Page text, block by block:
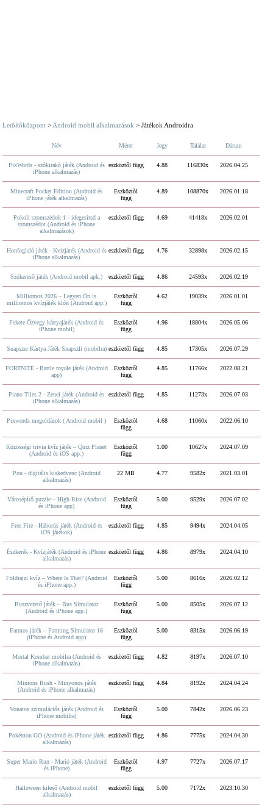
Letöltőközpont > Android mobil alkalmazások > Játékok Androidra
Név Méret Jegy Találat Dátum
PixWords - szókirakó játék (Android és
iPhone alkalmazás)
eszköztől függ 4.88 116830x 2026.04.25
Minecraft Pocket Edition (Android és
iPhone játék alkalmazás)
Eszköztõl
függ
4.89 108870x 2026.01.18
Pokoli szomszédok 1 - idegesítsd a
szomszédot (Android és iPhone
alkalmazások)
eszköztől függ 4.69 41418x 2026.02.01
Honfoglaló játék - Kvízjáték (Android és
iPhone alkalmazás)
eszköztől függ 4.76 32898x 2026.02.15
Szókereső játék (Android mobil apk.) eszköztől függ 4.86 24593x 2026.02.19
Milliomos 2026 – Legyen Ön is
milliomos kvízjáték klón (Android app.)
Eszköztõl
függ
4.62 19039x 2026.01.01
Fekete Özvegy kártyajáték (Android és
iPhone mobil)
Eszköztõl
függ
4.96 18804x 2026.05.06
Snapszer Kártya Játék Snapszli (mobilra) eszköztől függ 4.85 17305x 2026.07.29
FORTNITE - Battle royale játék (Android
app)
Eszköztől
függ
4.85 11766x 2022.08.21
Piano Tiles 2 - Zenei játék (Android és
iPhone alkalmazás)
eszköztől függ 4.85 11273x 2026.07.03
Pixwords megoldások ( Android mobil )
Eszköztõl
függ
4.68 11060x 2022.06.10
Közösségi trivia kvíz játék – Quiz Planet
(Android és iOS app.)
Eszköztől
függ
1.00 10627x 2024.07.09
Pou - digitális kiskedvenc (Android
alkalmazás)
22 MB 4.77 9582x 2021.03.01
Városépítő puzzle – High Rise (Android
és iPhone app)
Eszköztől
függ
5.00 9529x 2026.07.02
Free Fire - Háborús játék (Android és
iOS játékok)
eszköztől függ 4.85 9494x 2024.04.05
Észkerék - Kvízjáték (Android és iPhone
alkalmazás)
eszköztől függ 4.86 8979x 2024.04.10
Földrajzi kvíz – Where Is That? (Android
és iPhone app.)
Eszköztől
függ
5.00 8616x 2026.02.12
Buszvezető játék – Bus Simulator
(Android és iPhone app.)
Eszköztől
függ
5.00 8505x 2026.07.12
Farmos játék – Farming Simulator 16
(iPhone és Android app)
Eszköztől
függ
5.00 8315x 2026.06.19
Mortal Kombat mobilra (Android és
iPhone alkalmazás)
eszköztől függ 4.82 8197x 2026.07.10
Minions Rush - Minyonos játék
(Android és iPhone alkalmazás)
eszköztől függ 4.84 8192x 2024.04.24
Vonatos szimulációs játék (Android és
iPhone mobilra)
Eszköztől
függ
5.00 7842x 2026.06.23
Pokémon GO (Android és iPhone játék
alkalmazás)
eszköztől függ 4.86 7775x 2024.04.30
Super Mario Run - Marió játék (Android
és iPhone)
Eszköztõl
függ
4.97 7727x 2026.07.17
Halloween kifeső (Android mobil
alkalmazás)
eszköztől függ 5.00 7172x 2023.10.30